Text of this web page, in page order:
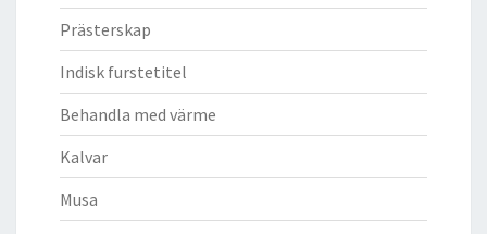
Prästerskap
Indisk furstetitel
Behandla med värme
Kalvar
Musa